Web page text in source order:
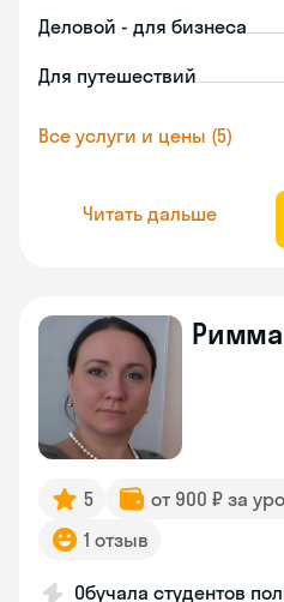
Деловой - для бизнеса
Для путешествий
Все услуги и цены (5)
Читать дальше
Римма
5 от 900 ₽ за
1 отзыв
Обучала студентов